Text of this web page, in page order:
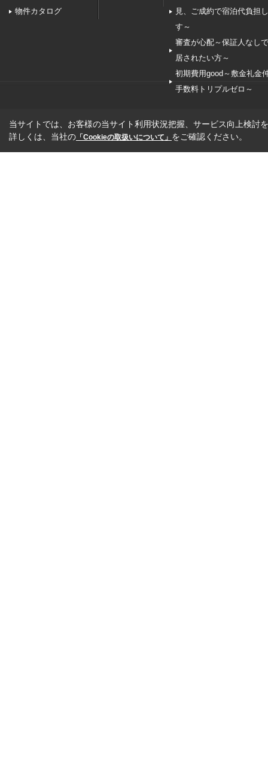
物件カタログ
見、ご成約で宿泊代負担
す～
審査が心配～保証人なし
居されたい方～
初期費用good～敷金礼金
手数料トリプルゼロ～
当サイトでは、お客様の当サイト利用状況把握、サービス向上検討
詳しくは、当社の 「Cookieの取扱いについて」 をご確認ください。